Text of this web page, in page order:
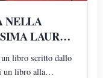
NELLA
LAUREA
libro scritto dallo
un libro alla